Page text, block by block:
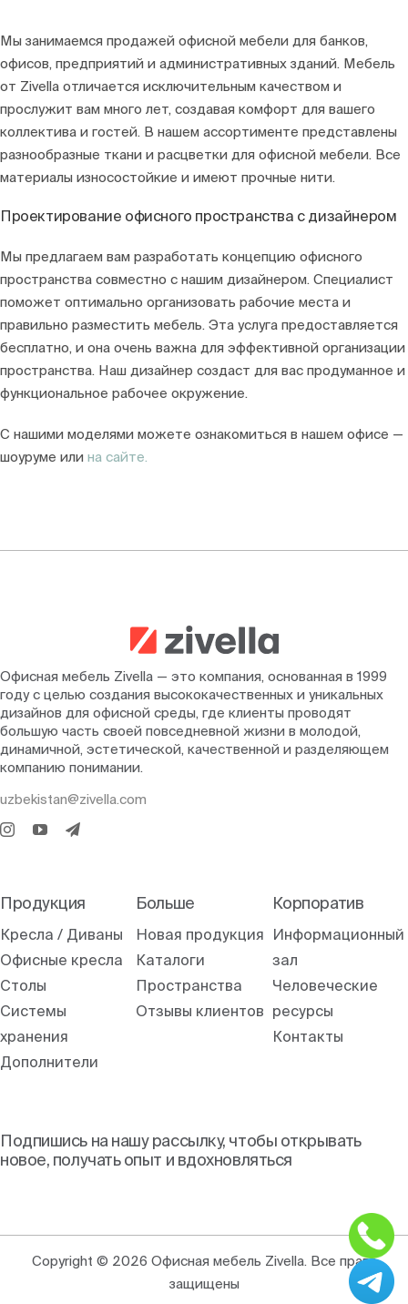
Мы занимаемся продажей офисной мебели для банков,
офисов, предприятий и административных зданий. Мебель
от Zivella отличается исключительным качеством и
прослужит вам много лет, создавая комфорт для вашего
коллектива и гостей. В нашем ассортименте представлены
разнообразные ткани и расцветки для офисной мебели. Все
материалы износостойкие и имеют прочные нити.
Проектирование офисного пространства с дизайнером
Мы предлагаем вам разработать концепцию офисного
пространства совместно с нашим дизайнером. Специалист
поможет оптимально организовать рабочие места и
правильно разместить мебель. Эта услуга предоставляется
бесплатно, и она очень важна для эффективной организации
пространства. Наш дизайнер создаст для вас продуманное и
функциональное рабочее окружение.
С нашими моделями можете ознакомиться в нашем офисе —
шоуруме или на сайте.
Офисная мебель Zivella — это компания, основанная в 1999
году с целью создания высококачественных и уникальных
дизайнов для офисной среды, где клиенты проводят
большую часть своей повседневной жизни в молодой,
динамичной, эстетической, качественной и разделяющем
компанию понимании.
uzbekistan@zivella.com
Продукция
Кресла / Диваны
Офисные кресла
Столы
Системы
хранения
Дополнители
Больше
Новая продукция
Каталоги
Пространства
Отзывы клиентов
Корпоратив
Информационный
зал
Человеческие
ресурсы
Контакты
Подпишись на нашу рассылку, чтобы открывать
новое, получать опыт и вдохновляться
Copyright © 2026 Офисная мебель Zivella. Все права
защищены